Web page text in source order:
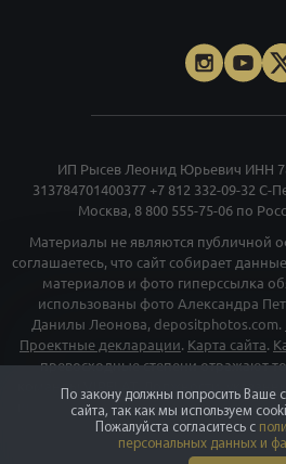
ИП Рысев Леонид Юрьевич ИНН
313784701400377 +7 812 332-09-32 С-
Москва, 8 800 555-75-06 по
Материалы не являются публичной
соглашаетесь, что сайт собирает
материалов и фото гиперссылка
использованы фото Александра
Данилы Леонова, depositphotos.com.
Проектные декларации. Карта сайта.
превосходные степени отражают
команды VIPFLAT. Должности,
информационных и маркетинговых
указаны последние цены, которые
«Мета», и принадлежащие ей
По закону должны попросить Ваше
сайта, так как мы используем
Пожалуйста согласитесь с
персональных данных и